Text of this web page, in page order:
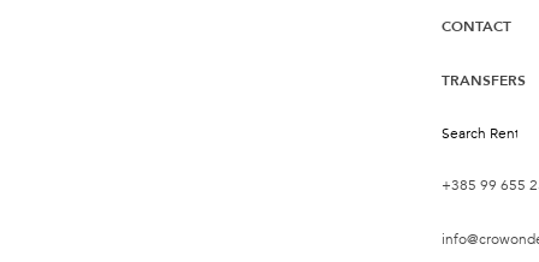
CONTACT
TRANSFERS
+385 99 655